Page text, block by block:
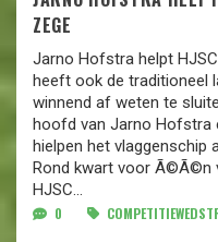
ZEGE
Jarno Hofstra helpt
heeft ook de traditioneel
winnend af weten te
hoofd van Jarno Hofstra
hielpen het vlaggenschip
Rond kwart voor Ã©Ã©n
HJSC...
0